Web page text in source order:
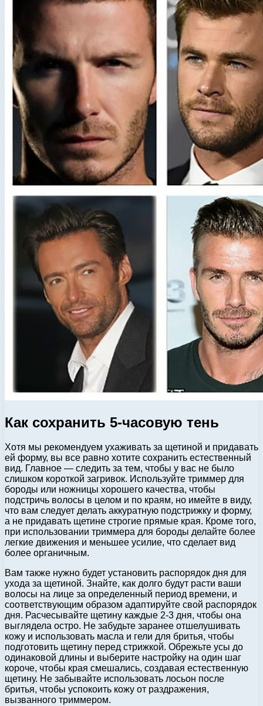
Как сохранить 5-часовую тень
Хотя мы рекомендуем ухаживать за щетиной и придавать
ей форму, вы все равно хотите сохранить естественный
вид. Главное — следить за тем, чтобы у вас не было
слишком короткой загривок. Используйте триммер для
бороды или ножницы хорошего качества, чтобы
подстричь волосы в целом и по краям, но имейте в виду,
что вам следует делать аккуратную подстрижку и форму,
а не придавать щетине строгие прямые края. Кроме того,
при использовании триммера для бороды делайте более
легкие движения и меньшее усилие, что сделает вид
более органичным.
Вам также нужно будет установить распорядок дня для
ухода за щетиной. Знайте, как долго будут расти ваши
волосы на лице за определенный период времени, и
соответствующим образом адаптируйте свой распорядок
дня. Расчесывайте щетину каждые 2-3 дня, чтобы она
выглядела остро. Не забудьте заранее отшелушивать
кожу и использовать масла и гели для бритья, чтобы
подготовить щетину перед стрижкой. Обрежьте усы до
одинаковой длины и выберите настройку на один шаг
короче, чтобы края смешались, создавая естественную
щетину. Не забывайте использовать лосьон после
бритья, чтобы успокоить кожу от раздражения,
вызванного триммером.